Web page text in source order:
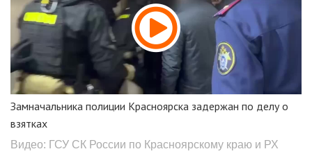
Замначальника полиции Красноярска задержан по делу о
взятках
Видео: ГСУ СК России по Красноярскому краю и РХ